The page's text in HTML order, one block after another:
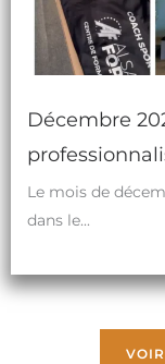
Décembre
Le mois de
dans le...